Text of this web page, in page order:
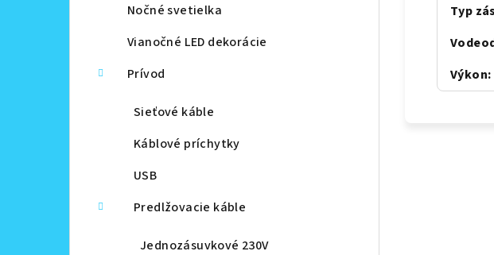
Nočné svetielka
Vianočné LED dekorácie
Prívod
Sieťové káble
Káblové príchytky
USB
Predlžovacie káble
Jednozásuvkové 230V
Typ
Výkon: